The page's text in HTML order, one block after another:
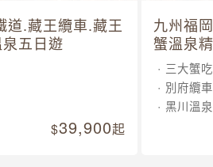
道.藏王纜車.藏王
五日遊
39,900起
九州福
蟹溫泉
三大蟹
別府纜車
黑川溫泉